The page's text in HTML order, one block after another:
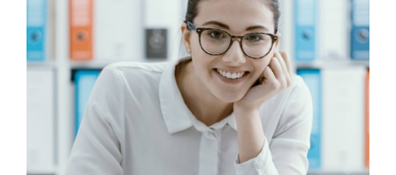
Certificados de Profesionalidad
Contacto